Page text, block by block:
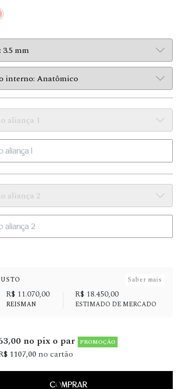
Saber mais
R$ 11.070,00
REISMAN
R$ 18.450,00
ESTIMADO DE MERCADO
no pix o par PROMOÇÃO
1107,00 no cartão
COMPRAR